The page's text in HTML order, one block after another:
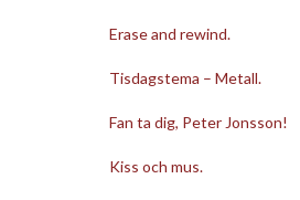
Erase and rewind.
Tisdagstema – Metall.
Fan ta dig, Peter Jonsson!
Kiss och mus.